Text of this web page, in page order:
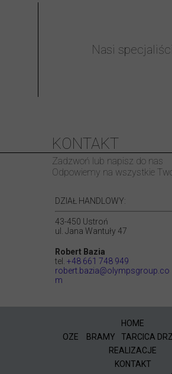
Nasi specjaliści
KONTAKT
Zadzwoń lub napisz do nas
Odpowiemy na wszystkie
Robert Bazia
tel. +48 661 748 949
robert.bazia@olympsgroup.co
m
DZIAŁ HANDLOWY:
43-450 Ustroń
ul. Jana Wantuły 47
REALIZACJE
TARCICA
BRAMY
OZE
HOME
KONTAKT